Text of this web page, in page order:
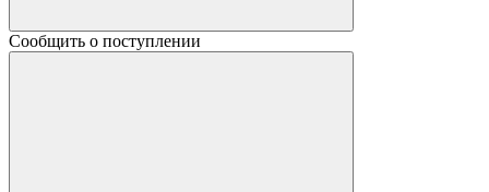
Сообщить о поступлении